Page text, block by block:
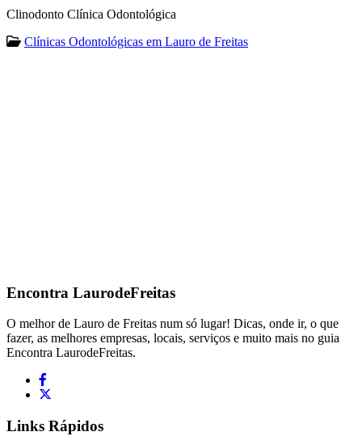
Clinodonto Clínica Odontológica
Clínicas Odontológicas em Lauro de Freitas
Encontra LaurodeFreitas
O melhor de Lauro de Freitas num só lugar! Dicas, onde ir, o que
fazer, as melhores empresas, locais, serviços e muito mais no guia
Encontra LaurodeFreitas.
Links Rápidos